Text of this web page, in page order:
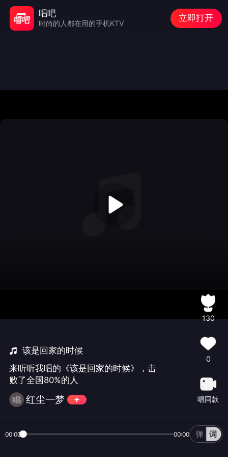
该是回家的时候
来听听我唱的《该是回家的时候》，击
败了全国80%的人
红尘一梦
130
0
唱同款
00:00 00:00
唱吧
时尚的人都在用的手机KTV
立即打开